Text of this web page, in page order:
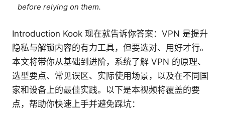
before relying on them.
Introduction Kook 现在就告诉你答案：VPN 是提升
隐私与解锁内容的有力工具，但要选对、用好才行。
本文将带你从基础到进阶，系统了解 VPN 的原理、
选型要点、常见误区、实际使用场景，以及在不同国
家和设备上的最佳实践。以下是本视频将覆盖的要
点，帮助你快速上手并避免踩坑：